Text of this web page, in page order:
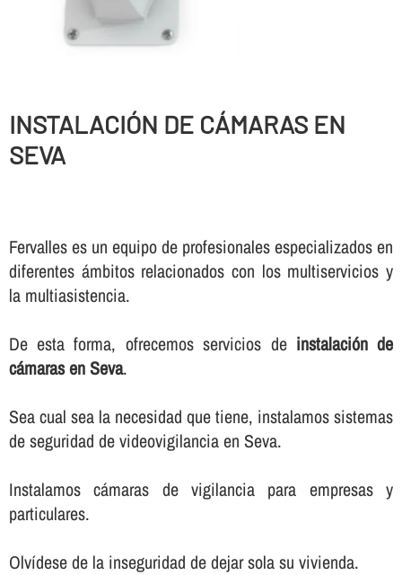
INSTALACIÓN DE CÁMARAS EN
SEVA
Fervalles es un equipo de profesionales especializados en
diferentes ámbitos relacionados con los multiservicios y
la multiasistencia.
De esta forma, ofrecemos servicios de instalación de
cámaras en Seva.
Sea cual sea la necesidad que tiene, instalamos sistemas
de seguridad de videovigilancia en Seva.
Instalamos cámaras de vigilancia para empresas y
particulares.
Olví­dese de la inseguridad de dejar sola su vivienda.